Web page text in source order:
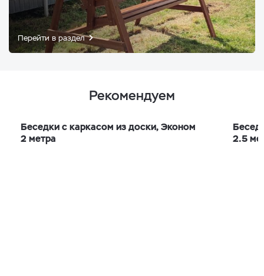
Перейти в раздел
Рекомендуем
Беседки с каркасом из доски, Эконом
2 метра
2.5